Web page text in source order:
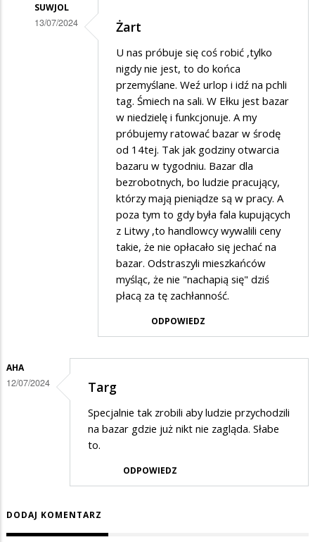
SUWJOL
13/07/2024 Żart
U nas próbuje się coś robić ,tylko
nigdy nie jest, to do końca
przemyślane. Weź urlop i idź na pchli
tag. Śmiech na sali. W Ełku jest bazar
w niedzielę i funkcjonuje. A my
próbujemy ratować bazar w środę
od 14tej. Tak jak godziny otwarcia
bazaru w tygodniu. Bazar dla
bezrobotnych, bo ludzie pracujący,
którzy mają pieniądze są w pracy. A
poza tym to gdy była fala kupujących
z Litwy ,to handlowcy wywalili ceny
takie, że nie opłacało się jechać na
bazar. Odstraszyli mieszkańców
myśląc, że nie "nachapią się" dziś
płacą za tę zachłanność.
ODPOWIEDZ
AHA
12/07/2024 Targ
Specjalnie tak zrobili aby ludzie przychodzili
na bazar gdzie już nikt nie zagląda. Słabe
to.
ODPOWIEDZ
DODAJ KOMENTARZ